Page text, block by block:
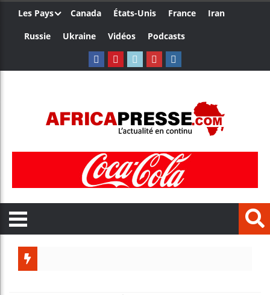
Les Pays Canada États-Unis France
Iran
Russie
Ukraine Vidéos Podcasts